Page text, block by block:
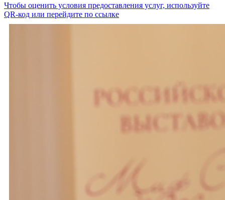
Чтобы оценить условия предоставления услуг, используйте
QR-код или перейдите по ссылке